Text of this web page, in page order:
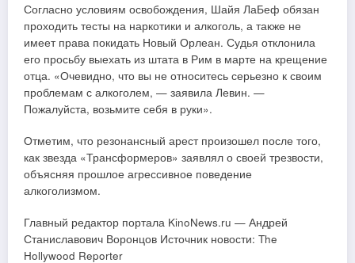
Согласно условиям освобождения, Шайя ЛаБеф обязан
проходить тесты на наркотики и алкоголь, а также не
имеет права покидать Новый Орлеан. Судья отклонила
его просьбу выехать из штата в Рим в марте на крещение
отца. «Очевидно, что вы не относитесь серьезно к своим
проблемам с алкоголем, — заявила Левин. —
Пожалуйста, возьмите себя в руки».
Отметим, что резонансный арест произошел после того,
как звезда «Трансформеров» заявлял о своей трезвости,
объясняя прошлое агрессивное поведение
алкоголизмом.
Главный редактор портала KinoNews.ru — Андрей
Станиславович Воронцов Источник новости: The
Hollywood Reporter